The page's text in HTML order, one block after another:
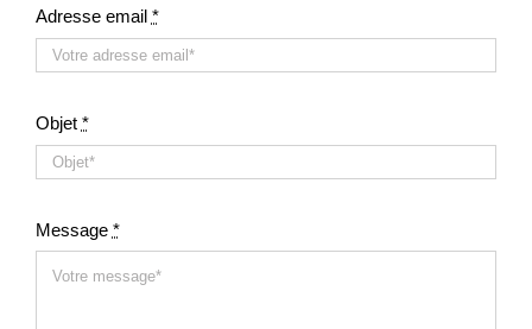
Regarder
Informer
Nous contacter
Adresse email *
Objet *
Message *